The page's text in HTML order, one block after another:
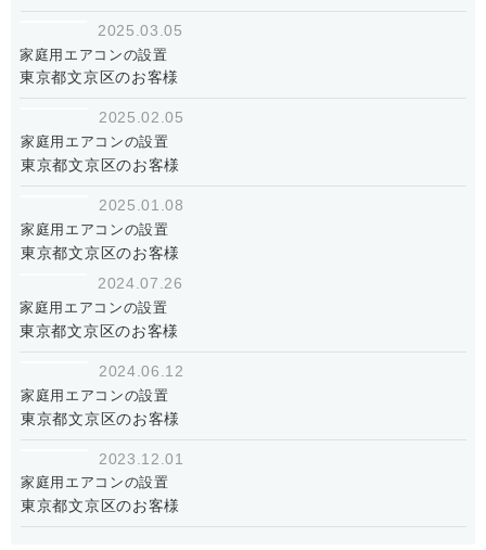
2025.03.05
家庭用エアコンの設置
東京都文京区のお客様
2025.02.05
家庭用エアコンの設置
東京都文京区のお客様
2025.01.08
家庭用エアコンの設置
東京都文京区のお客様
2024.07.26
家庭用エアコンの設置
東京都文京区のお客様
2024.06.12
家庭用エアコンの設置
東京都文京区のお客様
2023.12.01
家庭用エアコンの設置
東京都文京区のお客様